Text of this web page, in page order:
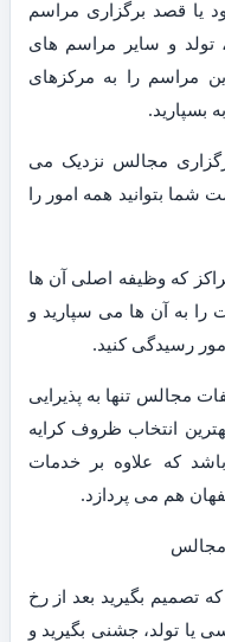
یا قصد برگزاری مراسم
و سایر مراسم های
مراسم را به مرکزهای
بسپارید.
مجالس نزدیک می
شما بتوانید همه امور را
که وظیفه اصلی آن ها
به آن ها می سپارید و
رسیدگی کنید.
مجالس تنها به پذیرایی
انتخاب ظروف کرایه
که علاوه بر خدمات
هم می پردازد.
مجالس
تصمیم بگیرید بعد از رخ
یا تولد، جشنی بگیرید و